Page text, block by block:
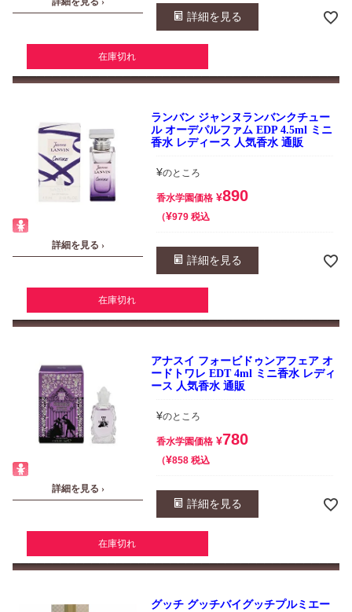
詳細を見る
在庫切れ
詳細を見る ›
ランバン ジャンヌランバンクチュー
ル オーデパルファム EDP 4.5ml ミニ
香水 レディース 人気香水 通販
¥のところ
香水学園価格 ¥890
¥979 税込
詳細を見る
在庫切れ
詳細を見る ›
アナスイ フォービドゥンアフェア オ
ードトワレ EDT 4ml ミニ香水 レディ
ース 人気香水 通販
¥のところ
香水学園価格 ¥780
¥858 税込
詳細を見る
在庫切れ
グッチ グッチバイグッチプルミエー